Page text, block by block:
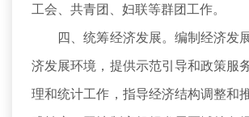
工会、共青团、妇联等群团工作。
四、统筹经济发展。编制经济发
济发展环境，提供示范引导和政策服
理和统计工作，指导经济结构调整和